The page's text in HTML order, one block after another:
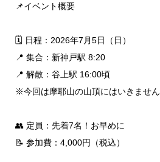
📌イベント概要
🗓 日程：2026年7月5日（日）
📍 集合：新神戸駅 8:20
📍 解散：谷上駅 16:00頃
※今回は摩耶山の山頂にはいきません
👥 定員：先着7名！お早めに
📝 参加費：4,000円（税込）